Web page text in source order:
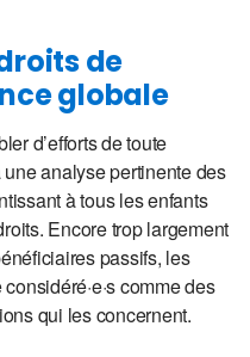
de
globale
d’efforts de toute
analyse pertinente des
à tous les enfants
Encore trop largement
passifs, les
comme des
qui les concernent.